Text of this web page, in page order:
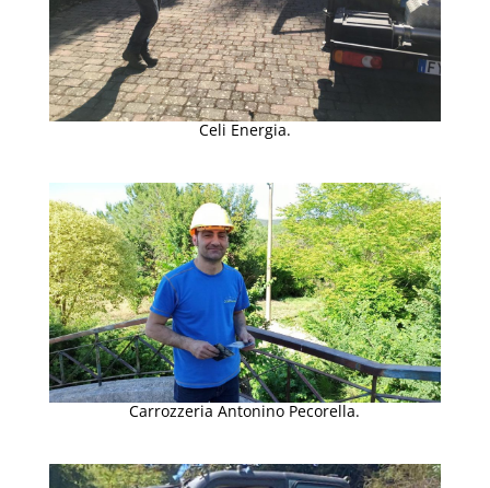
Celi Energia.
Carrozzeria Antonino Pecorella.